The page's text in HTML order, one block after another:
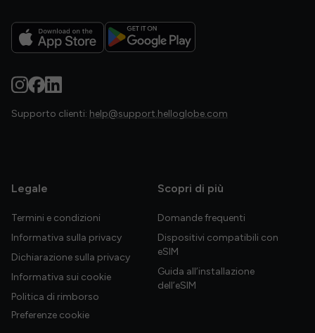
Supporto clienti: help@support.helloglobe.com
Legale
Termini e condizioni
Informativa sulla privacy
Dichiarazione sulla privacy
Informativa sui cookie
Politica di rimborso
Preferenze cookie
Scopri di più
Domande frequenti
Dispositivi compatibili con
eSIM
Guida all’installazione
dell’eSIM